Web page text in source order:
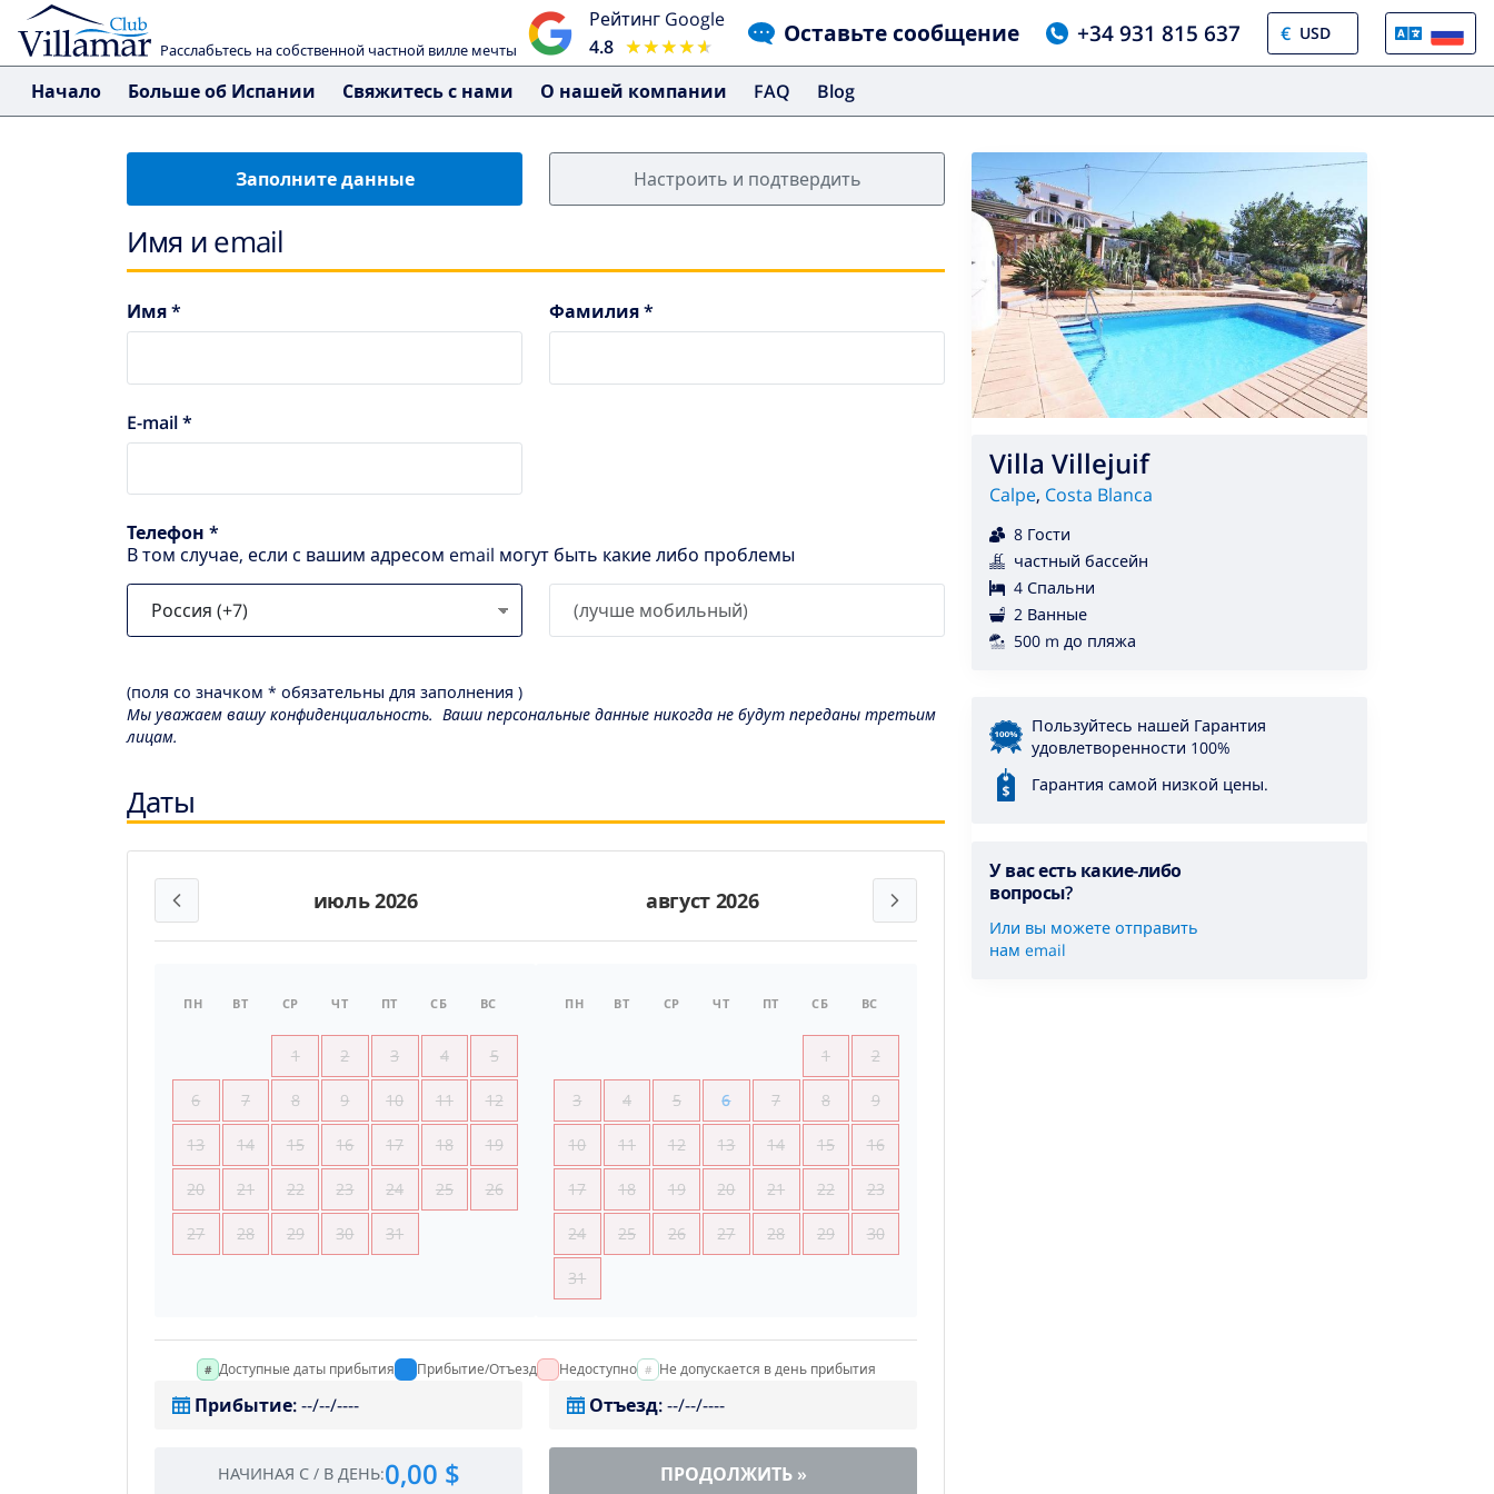
Расслабьтесь на собственной частной вилле мечты
Рейтинг Google
4.8 ★★★★★
★★★★★ Оставьте сообщение +34 931 815 637 €
Начало Больше об Испании Свяжитесь с нами О нашей компании FAQ Blog
Заполните данные Настроить и подтвердить
Имя и email
Имя * Фамилия *
E-mail *
Телефон *
В том случае, если с вашим адресом email могут быть какие либо проблемы
(поля со значком * обязательны для заполнения )
Мы уважаем вашу конфиденциальность. Ваши персональные данные никогда не будут переданы третьим
лицам.
Даты
июль 2026 август 2026
ПН ВТ СР ЧТ ПТ СБ ВС
1 2 3 4 5
6 7 8 9 10 11 12
13 14 15 16 17 18 19
20 21 22 23 24 25 26
27 28 29 30 31
ПН ВТ СР ЧТ ПТ СБ ВС
1 2
3 4 5 6 7 8 9
10 11 12 13 14 15 16
17 18 19 20 21 22 23
24 25 26 27 28 29 30
31
Доступные даты прибытия Прибытие/Отъезд Недоступно Не допускается в день прибытия
Прибытие:--/--/---- Отъезд:--/--/----
НАЧИНАЯ С/ В ДЕНЬ:0,00 $ ПРОДОЛЖИТЬ»
Villa Villejuif
Calpe, Costa Blanca
8 Гости
частный бассейн
4 Спальни
2 Ванные
500 m до пляжа
Пользуйтесь нашей Гарантия
удовлетворенности 100%
Гарантия самой низкой цены.
У вас есть какие-либо
вопросы?
Или вы можете отправить
нам email